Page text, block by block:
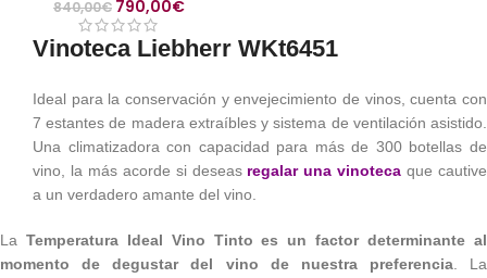
840,00€ 790,00€
Vinoteca Liebherr WKt6451
Ideal para la conservación y envejecimiento de vinos, cuenta con
7 estantes de madera extraíbles y sistema de ventilación asistido.
Una climatizadora con capacidad para más de 300 botellas de
vino, la más acorde si deseas regalar una vinoteca que cautive
a un verdadero amante del vino.
La Temperatura Ideal Vino Tinto es un factor determinante al
momento de degustar del vino de nuestra preferencia. La